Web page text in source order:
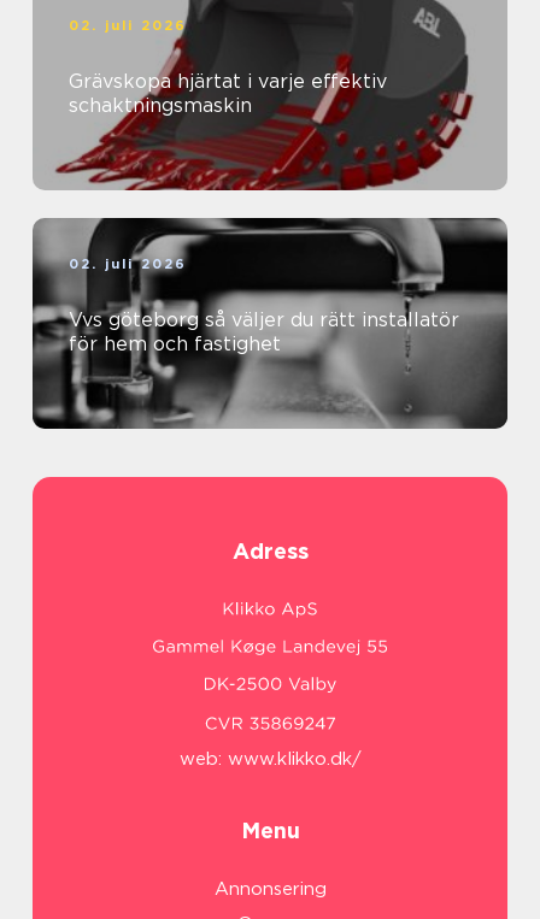
02. juli 2026
Grävskopa hjärtat i varje effektiv
schaktningsmaskin
02. juli 2026
Vvs göteborg så väljer du rätt installatör
för hem och fastighet
Adress
web: www.klikko.dk/
Menu
Annonsering